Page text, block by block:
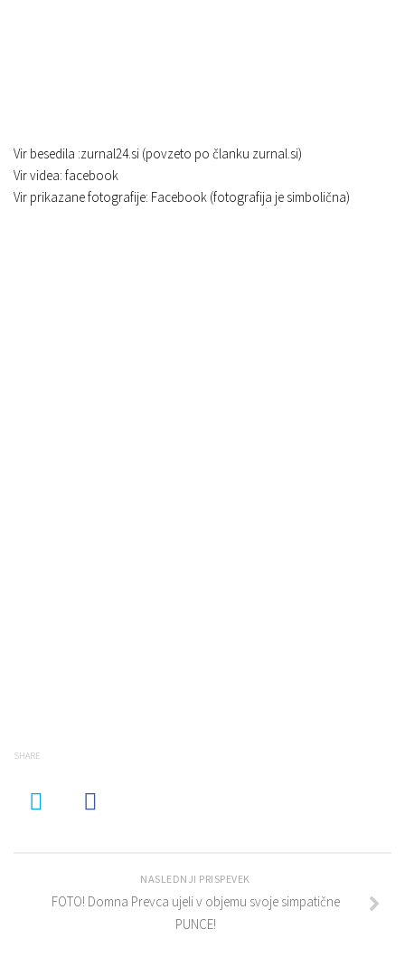
Vir besedila :zurnal24.si (povzeto po članku zurnal.si)
Vir videa: facebook
Vir prikazane fotografije: Facebook (fotografija je simbolična)
SHARE
NASLEDNJI PRISPEVEK
FOTO! Domna Prevca ujeli v objemu svoje simpatične
PUNCE!